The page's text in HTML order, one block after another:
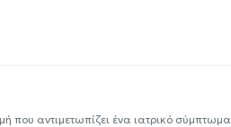
αντιμετωπίζει ένα ιατρικό σύμπτωμα